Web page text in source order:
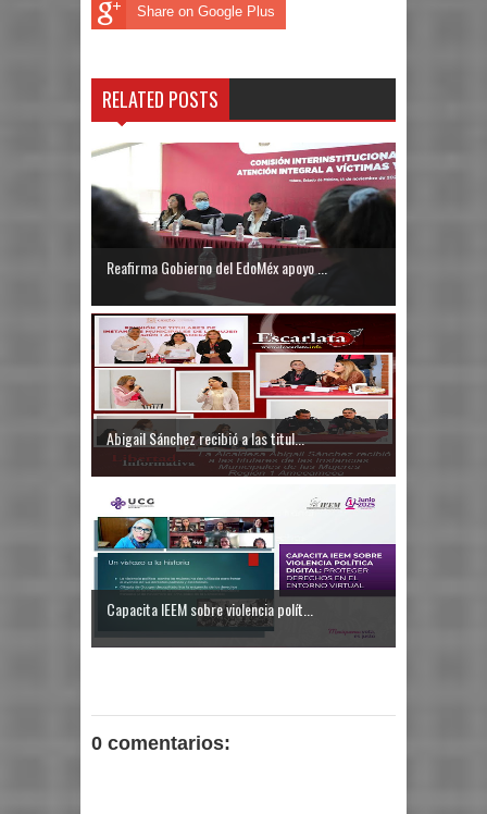
Share on Google Plus
RELATED POSTS
Reafirma Gobierno del EdoMéx apoyo ...
Abigail Sánchez recibió a las titul...
Capacita IEEM sobre violencia polít...
0 comentarios: